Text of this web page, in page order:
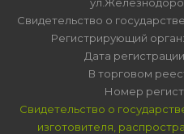
Свидетельство о
Регистрирующий
Дата
В торговом
Номер
Свидетельство о
изготовителя,